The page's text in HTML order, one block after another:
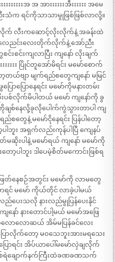
းးးးးးးအ အ အားးးးးးအီးးးးးး အမေ
အော်ညီးသံက ရင်ကိုသာသာမွုဖြစ်ဖြစ်လာလို့။
က် လီးကဆောင့်လိုးလိုက်နဲ့ အခန်းထဲ
ေညင်းလေးတိုက်လိုက်နဲ့ အော်ညီး
းစင်းကျလာပြီး ကျနော် လိုးချက်
းးးးး ပြိုင်တူအော်မိရင်း မမော်စောက်
ဗျာ မျက်ရည်စတွေကျနော် မမြင်
ာပြောနေရင်း မမော်ကိုမနားတမ်း
ပစ်လိုက်မိပါတယ် မမော် ကျနော်ကို ခွ
ျစ်နေလို့ခုလိုပေါက်ကွဲသွားတာပါ ကျ
စတွေနဲ့ မမော်ငိုနေရင်း ပြန်ပါတော့
ပါဘူး အရှက်လည်းကုန်ပါပြီ ကျေနပ်
တ်မဆိုးပါနဲ့ မမော်ရယ် ကျနော် မမော်ကို
ပါဘူး ဒါပေမဲ့စိတ်မကောင်းဖြစ်ရ
ြတ်နေစဉ်အတွင်း မမော်ကို လာမတွေ
ာရင် မမော် ကိုယ်တိုင် လာခဲ့ပါမယ်
လည်ပေးသလို နားလည်မွုပြန်ပေးနိုင်
ော် နားတောင်ပါ့မယ် မမော်အဖြေ
လောလောဆယ် အိမ်မပြန်ခင်လေး
ောလိုက်တော့ မဝသေဘူးအားမရသေး
ာရင်း အိပ်ယာပေါ်မမော်လှဲချလိုက်
စ်ရဲချောက်နက်ကြီးထဲခဏခဏသက်